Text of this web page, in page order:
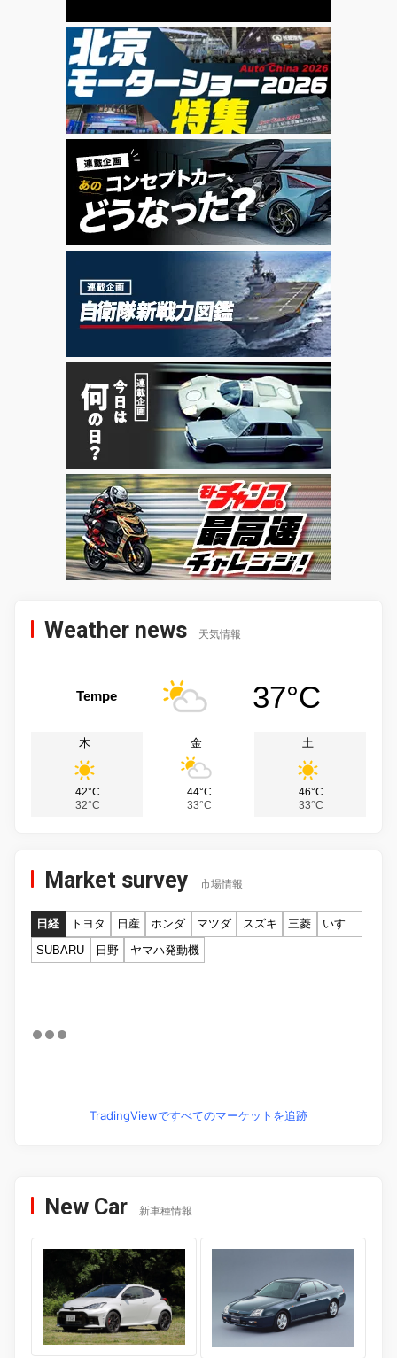
Weather news 天気情報
Tempe 37°C
木
42°C
32°C
金
44°C
33°C
土
46°C
33°C
Market survey 市場情報
日経 トヨタ 日産 ホンダ マツダ スズキ 三菱
いすゞ
SUBARU
日野 ヤマハ発動機
TradingViewですべてのマーケットを追跡
New Car 新車種情報